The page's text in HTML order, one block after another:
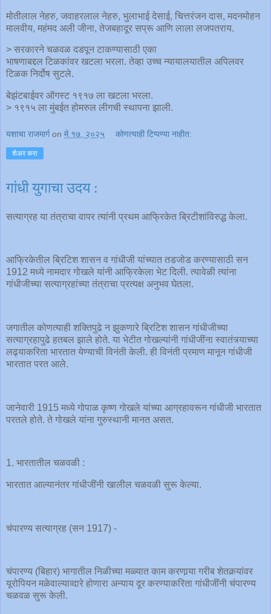
मोतीलाल नेहरु, जवाहरलाल नेहरु, भुलाभाई देसाई, चित्तरंजन दास, मदनमोहन
मालवीय, महंमद अली जीना, तेजबहादूर सप्रू आणि लाला लजपतराय.
> सरकारने चळवळ दडपून टाकण्यासाठी एका
भाषणाबद्दल टिळकांवर खटला भरला. तेव्हा उच्च न्यायालयातील अपिलवर
टिळक निर्दोष सुटले.
बेझंटबाईवर ऑगस्ट १९१७ ला खटला भरला.
> १९१५ ला मुंबईत होमरुल लीगची स्थापना झाली.
यशाचा राजमार्ग on मे १७, २०२५ कोणत्याही टिप्पण्‍या नाहीत:
शेअर करा
गांधी युगाचा उदय :
सत्याग्रह या तंत्राचा वापर त्यांनी प्रथम आफ्रिकेत ब्रिटीशांविरुद्ध केला.
आफ्रिकेतील ब्रिटिश शासन व गांधीजी यांच्यात तडजोड करण्यासाठी सन
1912 मध्ये नामदार गोखले यांनी आफ्रिकेला भेट दिली. त्यावेळी त्यांना
गांधीजीच्या सत्याग्रहांच्या तंत्राचा प्रत्यक्ष अनुभव घेतला.
जगातील कोणत्याही शक्तिपुढे न झुकणारे ब्रिटिश शासन गांधीजीच्या
सत्याग्रहापुढे हतबल झाले होते. या भेटीत गोखल्यांनी गांधीजींना स्वातंत्र्याच्या
लढ्याकरिता भारतात येण्याची विनंती केली. ही विनंती प्रमाण मानून गांधीजी
भारतात परत आले.
जानेवारी 1915 मध्ये गोपाळ कृष्ण गोखले यांच्या आग्रहावरून गांधीजी भारतात
परतले होते. ते गोखले यांना गुरुस्थानी मानत असत.
1. भारतातील चळवळी :
भारतात आल्यानंतर गांधीजींनी खालील चळवळी सुरू केल्या.
चंपारण्य सत्याग्रह (सन 1917) -
चंपारण्य (बिहार) भागातील निळीच्या मळ्यात काम करणार्‍या गरीब शेतकर्‍यांवर
यूरोपियन मळेवाल्याव्दारे होणारा अन्याय दूर करण्याकरिता गांधीजींनी चंपारण्य
चळवळ सुरू केली.